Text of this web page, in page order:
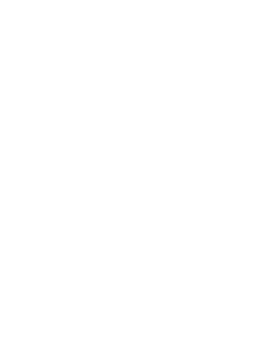
von Cornelia Hopf Immobilien
Hopf Immobilien nehmen Ihnen
und an den passenden Mieter
Wohnung oft die passendere Lösung